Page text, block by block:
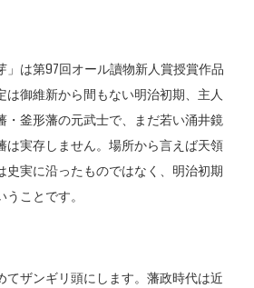
は第97回オール讀物新人賞授賞作品
は御維新から間もない明治初期、主人
・釜形藩の元武士で、まだ若い涌井鏡
は実存しません。場所から言えば天領
史実に沿ったものではなく、明治初期
ことです。
ザンギリ頭にします。藩政時代は近